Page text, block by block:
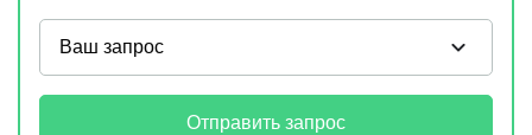
Отправить запрос